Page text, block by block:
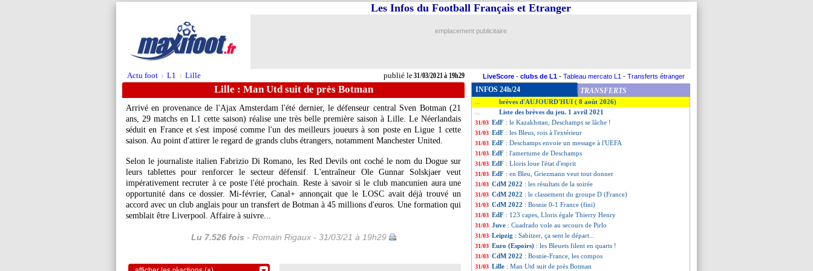
Actu foot > L1 > Lille publié le31/03/2021 à 19h29
Les Infos du Football Français et Etranger
emplacement publicitaire
LiveScore - clubs de L1 - Tableau mercato L1 - Transferts étranger
Lille : Man Utd suit de près Botman
Arrivé en provenance de l'Ajax Amsterdam l'été dernier, le défenseur central Sven Botman (21
ans, 29 matchs en L1 cette saison) réalise une très belle première saison à Lille. Le Néerlandais
séduit en France et s'est imposé comme l'un des meilleurs joueurs à son poste en Ligue 1 cette
saison. Au point d'attirer le regard de grands clubs étrangers, notamment Manchester United.
Selon le journaliste italien Fabrizio Di Romano, les Red Devils ont coché le nom du Dogue sur
leurs tablettes pour renforcer le secteur défensif. L'entraîneur Ole Gunnar Solskjaer veut
impérativement recruter à ce poste l'été prochain. Reste à savoir si le club mancunien aura une
opportunité dans ce dossier. Mi-février, Canal+ annonçait que le LOSC avait déjà trouvé un
accord avec un club anglais pour un transfert de Botman à 45 millions d'euros. Une formation qui
semblait être Liverpool. Affaire à suivre...
Lu 7.526 fois - Romain Rigaux - 31/03/21 à 19h29
INFOS 24h/24 TRANSFERTS
brèves d'AUJOURD'HUI ( 8 août 2026)
Liste des brèves du jeu. 1 avril 2021
31/03 EdF : le Kazakhstan, Deschamps se lâche !
31/03 EdF : les Bleus, rois à l'extérieur
31/03 EdF : Deschamps envoie un message à l'UEFA
31/03 EdF : l'amertume de Deschamps
31/03 EdF : Lloris loue l'état d'esprit
31/03 EdF : en Bleu, Griezmann veut tout donner
31/03 CdM 2022 : les résultats de la soirée
31/03 CdM 2022 : le classement du groupe D (France)
31/03 CdM 2022 : Bosnie 0-1 France (fini)
31/03 EdF : 123 capes, Lloris égale Thierry Henry
31/03 Juve : Cuadrado vole au secours de Pirlo
31/03 Leipzig : Sabitzer, ça sent le départ...
31/03 Euro (Espoirs) : les Bleuets filent en quarts !
31/03 CdM 2022 : Bosnie-France, les compos
31/03 Lille : Man Utd suit de près Botman